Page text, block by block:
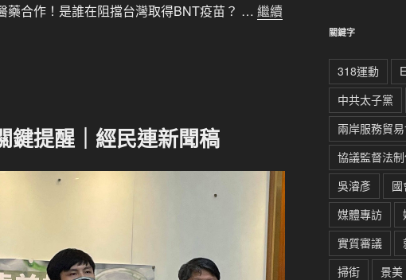
藥合作！是誰在阻擋台灣取得BNT疫苗？ … 繼續
鍵提醒｜經民連新聞稿
關鍵字
318運動
中共太子黨
兩岸服務貿
協議監督法
吳濬彥
國
媒體專訪
實質審議
掃街
景美